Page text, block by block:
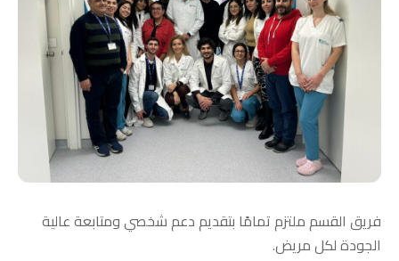
فريق القسم ملتزم تمامًا بتقديم دعم شخصي ومتابعة عالية
الجودة لكل مريض.